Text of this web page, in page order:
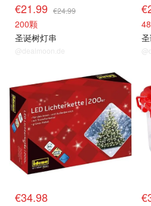
€21.99 €24.99
200颗
圣诞树灯串
@dealmoon.de
€34.98